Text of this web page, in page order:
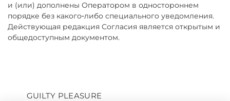
и (или) дополнены Оператором в одностороннем
порядке без какого‑либо специального уведомления.
Действующая редакция Согласия является открытым и
общедоступным документом.
GUILTY PLEASURE